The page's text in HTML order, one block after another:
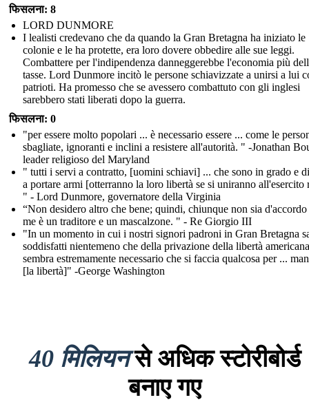
फिसलना: 8
LORD DUNMORE
I lealisti credevano che da quando la Gran Bretagna ha iniziato le
colonie e le ha protette, era loro dovere obbedire alle sue leggi.
Combattere per l'indipendenza danneggerebbe l'economia più
tasse. Lord Dunmore incitò le persone schiavizzate a unirsi a lui
patrioti. Ha promesso che se avessero combattuto con gli inglesi
sarebbero stati liberati dopo la guerra.
फिसलना: 0
"per essere molto popolari ... è necessario essere ... come le
sbagliate, ignoranti e inclini a resistere all'autorità. " -Jonathan
leader religioso del Maryland
" tutti i servi a contratto, [uomini schiavi] ... che sono in grado e
a portare armi [otterranno la loro libertà se si uniranno all'esercito
" - Lord Dunmore, governatore della Virginia
“Non desidero altro che bene; quindi, chiunque non sia
me è un traditore e un mascalzone. " - Re Giorgio III
"In un momento in cui i nostri signori padroni in Gran Bretagna
soddisfatti nientemeno che della privazione della libertà
sembra estremamente necessario che si faccia qualcosa per ...
[la libertà]" -George Washington
40 मिलियनसे अधिक स्टोरीबोर्ड
बनाए गए